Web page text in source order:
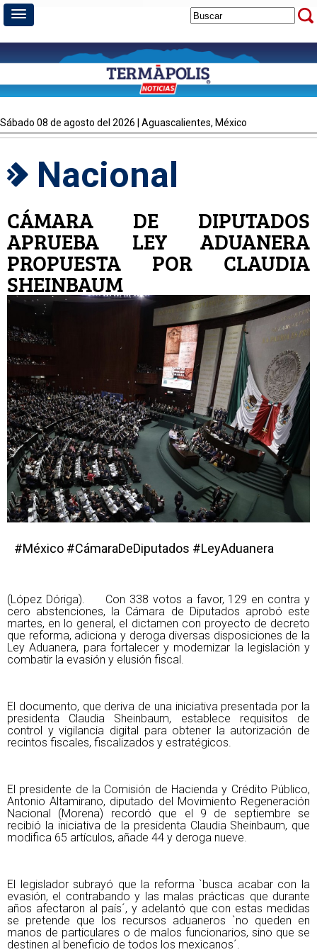
sábado 08 de agosto del 2026 | Aguascalientes, México
Nacional
CÁMARA DE DIPUTADOS
APRUEBA LEY ADUANERA
PROPUESTA POR CLAUDIA
SHEINBAUM
#México #CámaraDeDiputados #LeyAduanera
(López Dóriga). Con 338 votos a favor, 129 en contra y
cero abstenciones, la Cámara de Diputados aprobó este
martes, en lo general, el dictamen con proyecto de decreto
que reforma, adiciona y deroga diversas disposiciones de la
Ley Aduanera, para fortalecer y modernizar la legislación y
combatir la evasión y elusión fiscal.
El documento, que deriva de una iniciativa presentada por la
presidenta Claudia Sheinbaum, establece requisitos de
control y vigilancia digital para obtener la autorización de
recintos fiscales, fiscalizados y estratégicos.
El presidente de la Comisión de Hacienda y Crédito Público,
Antonio Altamirano, diputado del Movimiento Regeneración
Nacional (Morena) recordó que el 9 de septiembre se
recibió la iniciativa de la presidenta Claudia Sheinbaum, que
modifica 65 artículos, añade 44 y deroga nueve.
El legislador subrayó que la reforma `busca acabar con la
evasión, el contrabando y las malas prácticas que durante
años afectaron al país´, y adelantó que con estas medidas
se pretende que los recursos aduaneros `no queden en
manos de particulares o de malos funcionarios, sino que se
destinen al beneficio de todos los mexicanos´.